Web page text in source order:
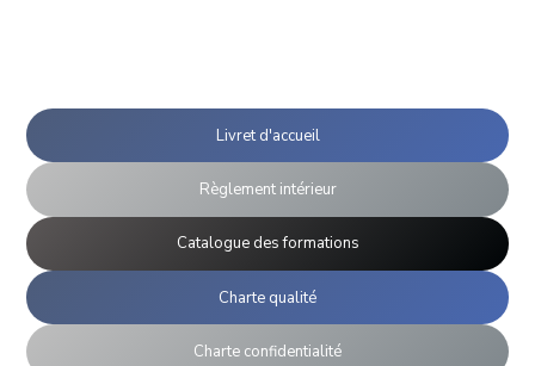
Livret d'accueil
Règlement intérieur
Catalogue des formations
Charte qualité
Charte confidentialité